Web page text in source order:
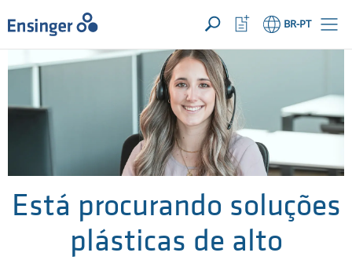
SUA SOLICITAÇÃO ({{productCount}} Products)
ABRIR
Início BR-PT
Abrir
lista
de
que
podemos
ajudá-
Está procurando soluções
plásticas de alto